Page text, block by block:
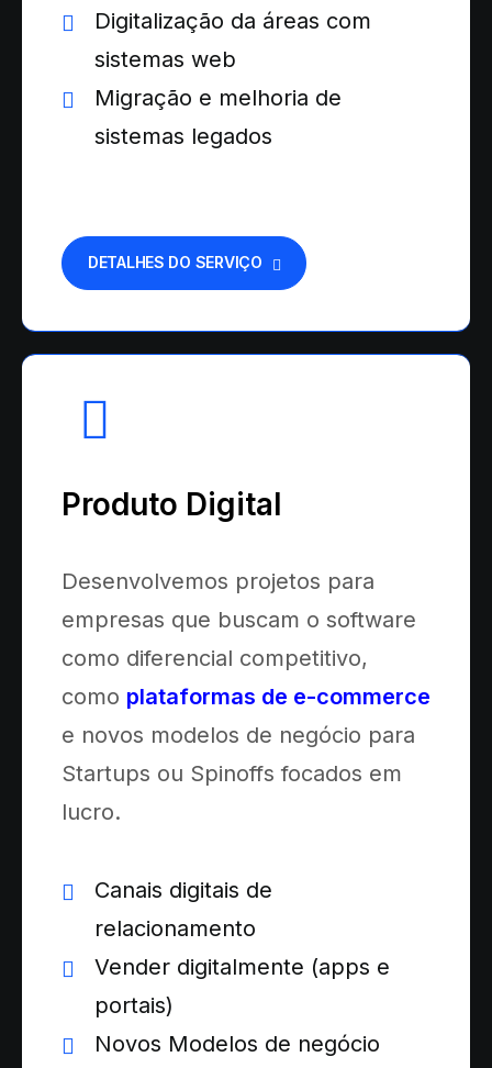
Digitalização da áreas com
sistemas web
Migração e melhoria de
sistemas legados
DETALHES DO SERVIÇO
Produto Digital
Desenvolvemos projetos para
empresas que buscam o software
como diferencial competitivo,
como plataformas de e-commerce
e novos modelos de negócio para
Startups ou Spinoffs focados em
lucro.
Canais digitais de
relacionamento
Vender digitalmente (apps e
portais)
Novos Modelos de negócio